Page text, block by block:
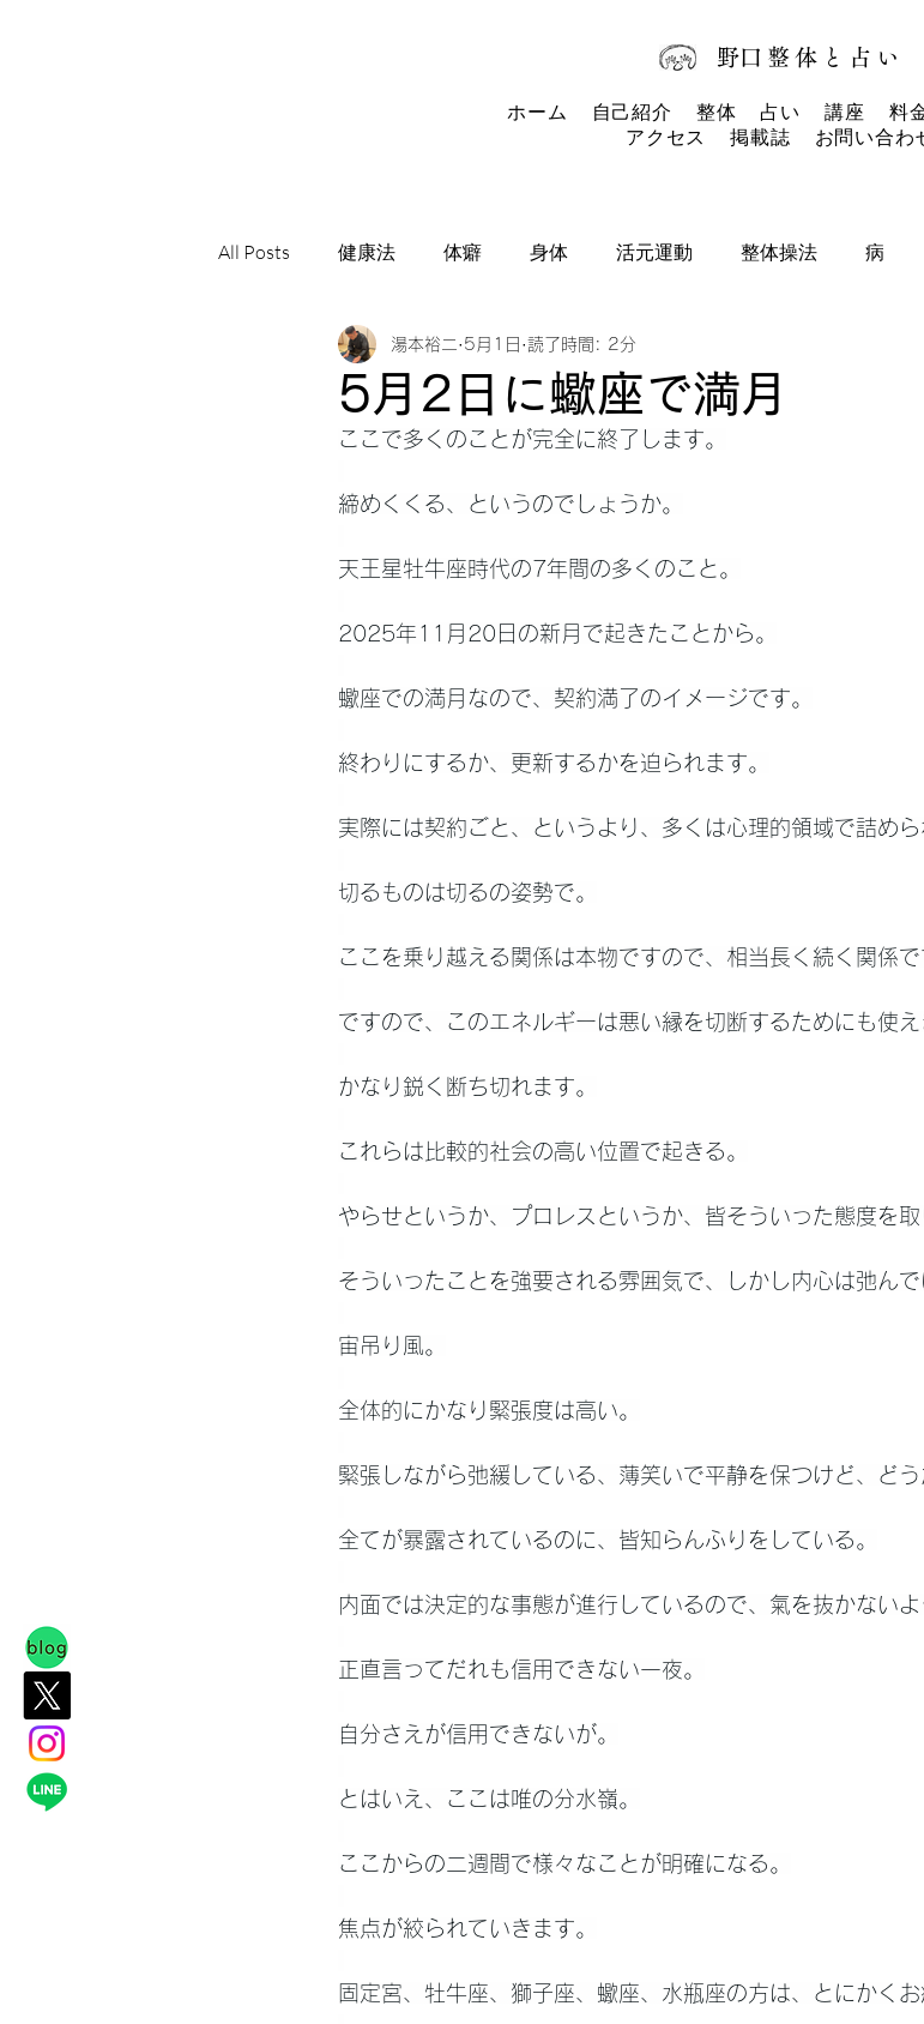
​野口整体と占い
ホーム 自己紹介 整体 占い 講座 料
アクセス
掲載誌 お問い合わ
All Posts 健康法 体癖 身体 活元運動 整体操法 病
サビアンシンボル 音楽 タロットカード
5月2日に蠍座で満月
湯本裕二 5月1日 読了時間: 2分
ここで多くのことが完全に終了します。
締めくくる、というのでしょうか。
天王星牡牛座時代の7年間の多くのこと。
2025年11月20日の新月で起きたことから。
蠍座での満月なので、契約満了のイメージです。
終わりにするか、更新するかを迫られます。
実際には契約ごと、というより、多くは心理的領域で詰めら
切るものは切るの姿勢で。
ここを乗り越える関係は本物ですので、相当長く続く関係で
ですので、このエネルギーは悪い縁を切断するためにも使え
かなり鋭く断ち切れます。
これらは比較的社会の高い位置で起きる。
やらせというか、プロレスというか、皆そういった態度を取
そういったことを強要される雰囲気で、しかし内心は弛んで
宙吊り風。
全体的にかなり緊張度は高い。
緊張しながら弛緩している、薄笑いで平静を保つけど、どう
全てが暴露されているのに、皆知らんふりをしている。
内面では決定的な事態が進行しているので、氣を抜かないよ
正直言ってだれも信用できない一夜。
自分さえが信用できないが。
とはいえ、ここは唯の分水嶺。
ここからの二週間で様々なことが明確になる。
焦点が絞られていきます。
固定宮、牡牛座、獅子座、蠍座、水瓶座の方は、とにかくお